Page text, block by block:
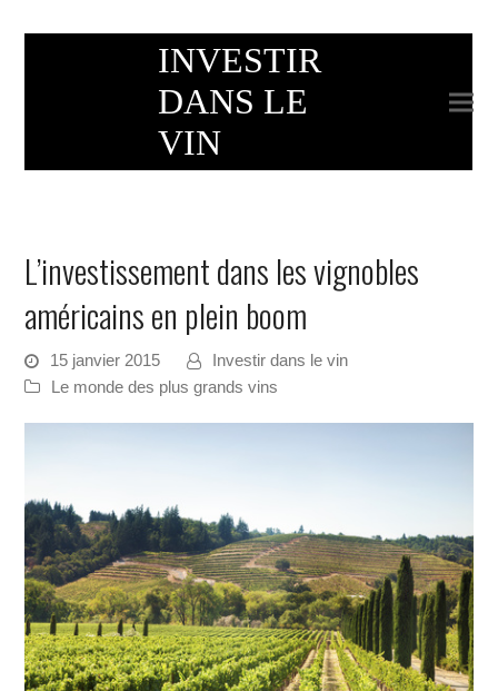
INVESTIR
DANS LE
VIN
L’investissement dans les vignobles
américains en plein boom
15 janvier 2015
Investir dans le vin
Le monde des plus grands vins